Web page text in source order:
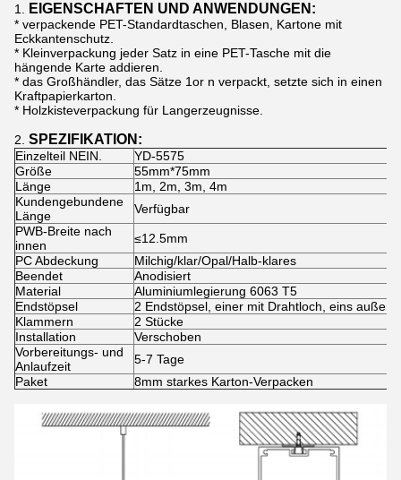
1. EIGENSCHAFTEN UND ANWENDUNGEN:
* verpackende PET-Standardtaschen, Blasen, Kartone mit
Eckkantenschutz.
* Kleinverpackung jeder Satz in eine PET-Tasche mit die
hängende Karte addieren.
* das Großhändler, das Sätze 1or n verpackt, setzte sich in einen
Kraftpapierkarton.
* Holzkisteverpackung für Langerzeugnisse.
2. SPEZIFIKATION:
Einzelteil NEIN.
YD-5575
Größe
55mm*75mm
Länge
1m, 2m, 3m, 4m
Kundengebundene
Länge
Verfügbar
PWB-Breite nach
innen
≤12.5mm
PC Abdeckung
Milchig/klar/Opal/Halb-klares
Beendet
Anodisiert
Material
Aluminiumlegierung 6063 T5
Endstöpsel
2 Endstöpsel, einer mit Drahtloch, eins außen
Klammern
2 Stücke
Installation
Verschoben
Vorbereitungs- und
Anlaufzeit
5-7 Tage
Paket
8mm starkes Karton-Verpacken